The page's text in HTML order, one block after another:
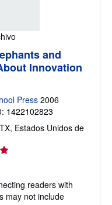
and
Innovation
Press2006
1422102823
Estados Unidos de
readers with
may not include